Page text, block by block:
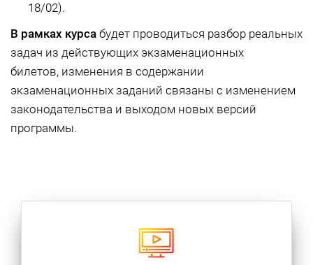
18/02).
В рамках курса будет проводиться разбор реальных
задач из действующих экзаменационных
билетов, изменения в содержании
экзаменационных заданий связаны с изменением
законодательства и выходом новых версий
программы.